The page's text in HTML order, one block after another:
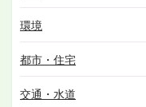
環境
都市・住宅
交通・水道